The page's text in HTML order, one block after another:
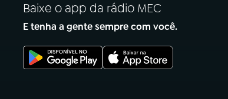
Baixe o app da rádio MEC
E tenha a gente sempre com você.